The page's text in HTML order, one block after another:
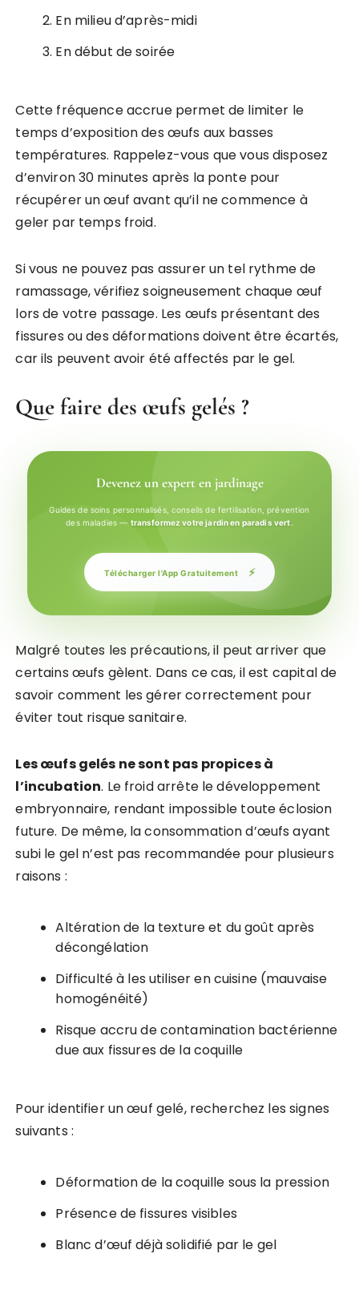
En milieu d’après-midi
En début de soirée
Cette fréquence accrue permet de limiter le
temps d’exposition des œufs aux basses
températures. Rappelez-vous que vous disposez
d’environ 30 minutes après la ponte pour
récupérer un œuf avant qu’il ne commence à
geler par temps froid.
Si vous ne pouvez pas assurer un tel rythme de
ramassage, vérifiez soigneusement chaque œuf
lors de votre passage. Les œufs présentant des
fissures ou des déformations doivent être écartés,
car ils peuvent avoir été affectés par le gel.
Que faire des œufs gelés ?
Devenez un expert en jardinage
Guides de soins personnalisés, conseils de fertilisation, prévention
des maladies — transformez votre jardin en paradis vert
Télécharger l'App Gratuitement ⚡
Malgré toutes les précautions, il peut arriver que
certains œufs gèlent. Dans ce cas, il est capital de
savoir comment les gérer correctement pour
éviter tout risque sanitaire.
Les œufs gelés ne sont pas propices à
l’incubation. Le froid arrête le développement
embryonnaire, rendant impossible toute éclosion
future. De même, la consommation d’œufs ayant
subi le gel n’est pas recommandée pour plusieurs
raisons :
Altération de la texture et du goût après
décongélation
Difficulté à les utiliser en cuisine (mauvaise
homogénéité)
Risque accru de contamination bactérienne
due aux fissures de la coquille
Pour identifier un œuf gelé, recherchez les signes
suivants :
Déformation de la coquille sous la pression
Présence de fissures visibles
Blanc d’œuf déjà solidifié par le gel